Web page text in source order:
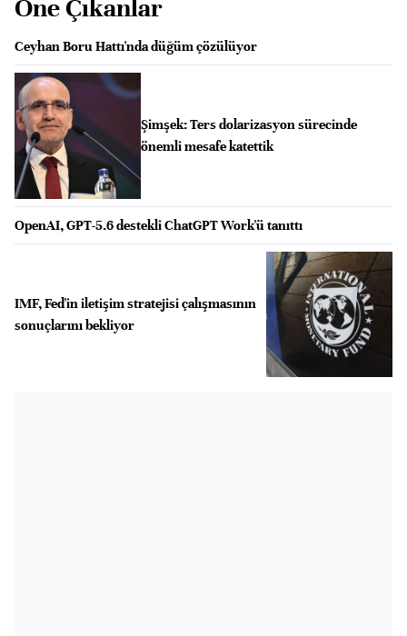
Öne Çıkanlar
Ceyhan Boru Hattı'nda düğüm çözülüyor
Şimşek: Ters dolarizasyon sürecinde
önemli mesafe katettik
OpenAI, GPT-5.6 destekli ChatGPT Work'ü tanıttı
IMF, Fed'in iletişim stratejisi çalışmasının
sonuçlarını bekliyor